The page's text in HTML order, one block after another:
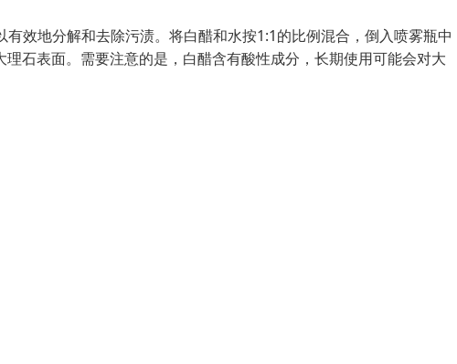
效地分解和去除污渍。将白醋和水按1:1的比例混合，倒入喷雾瓶中
石表面。需要注意的是，白醋含有酸性成分，长期使用可能会对大